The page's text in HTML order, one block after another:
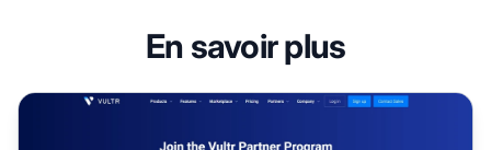
En savoir plus
Programme d'affiliation Vultr